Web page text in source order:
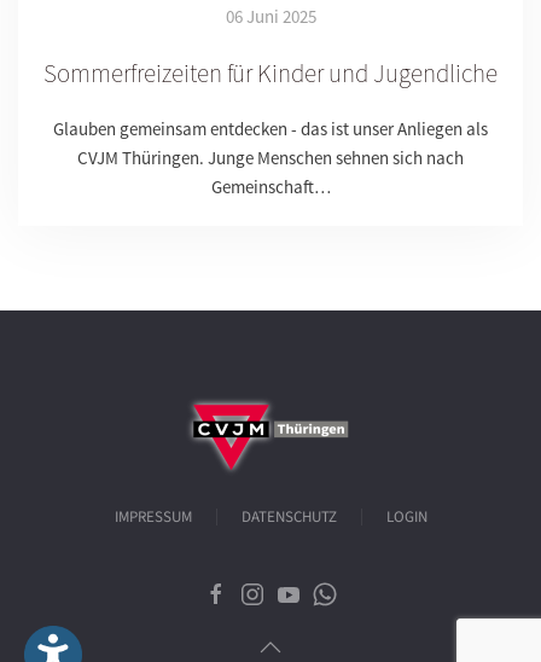
06 Juni 2025
Sommerfreizeiten für Kinder und Jugendliche
Glauben gemeinsam entdecken - das ist unser Anliegen als
CVJM Thüringen. Junge Menschen sehnen sich nach
Gemeinschaft…
IMPRESSUM DATENSCHUTZ LOGIN